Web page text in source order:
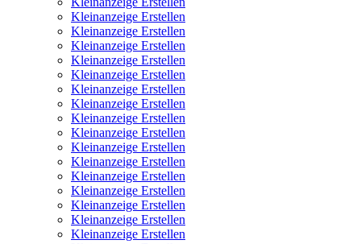
Kleinanzeige Erstellen
Kleinanzeige Erstellen
Kleinanzeige Erstellen
Kleinanzeige Erstellen
Kleinanzeige Erstellen
Kleinanzeige Erstellen
Kleinanzeige Erstellen
Kleinanzeige Erstellen
Kleinanzeige Erstellen
Kleinanzeige Erstellen
Kleinanzeige Erstellen
Kleinanzeige Erstellen
Kleinanzeige Erstellen
Kleinanzeige Erstellen
Kleinanzeige Erstellen
Kleinanzeige Erstellen